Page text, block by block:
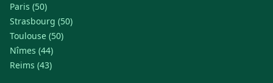
Paris (50)
Strasbourg (50)
Toulouse (50)
Nîmes (44)
Reims (43)